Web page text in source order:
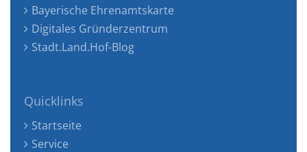
Bayerische Ehrenamtskarte
Digitales Gründerzentrum
Stadt.Land.Hof-Blog
Quicklinks
Startseite
Service